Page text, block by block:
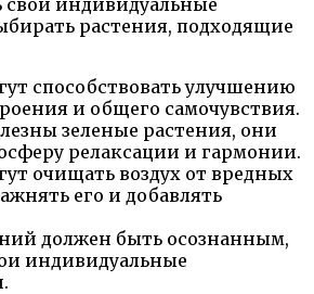
растения, подходящие
способствовать улучшению
и общего самочувствия.
зеленые растения, они
релаксации и гармонии.
очищать воздух от вредных
его и добавлять
должен быть осознанным,
индивидуальные